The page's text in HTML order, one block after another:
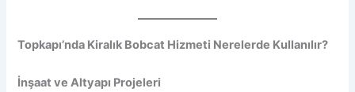
Topkapı’nda Kiralık Bobcat Hizmeti Nerelerde Kullanılır?
İnşaat ve Altyapı Projeleri